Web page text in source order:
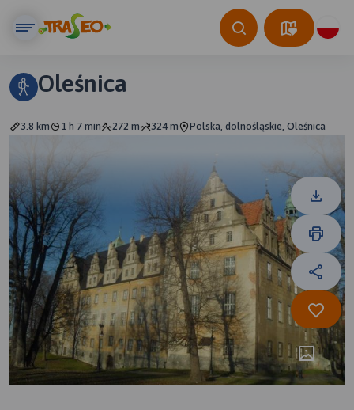
Oleśnica
3.8 km 1 h 7 min 272 m 324 m Polska, dolnośląskie, Oleśnica